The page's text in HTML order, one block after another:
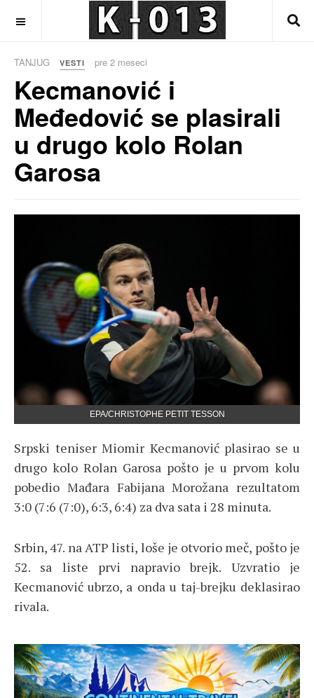
TANJUG VESTI pre 2 meseci
Kecmanović i
Međedović se plasirali
u drugo kolo Rolan
Garosa
EPA/CHRISTOPHE PETIT TESSON
Srpski teniser Miomir Kecmanović plasirao se u
drugo kolo Rolan Garosa pošto je u prvom kolu
pobedio Mađara Fabijana Morožana rezultatom
3:0 (7:6 (7:0), 6:3, 6:4) za dva sata i 28 minuta.
Srbin, 47. na ATP listi, loše je otvorio meč, pošto je
52. sa liste prvi napravio brejk. Uzvratio je
Kecmanović ubrzo, a onda u taj-brejku deklasirao
rivala.